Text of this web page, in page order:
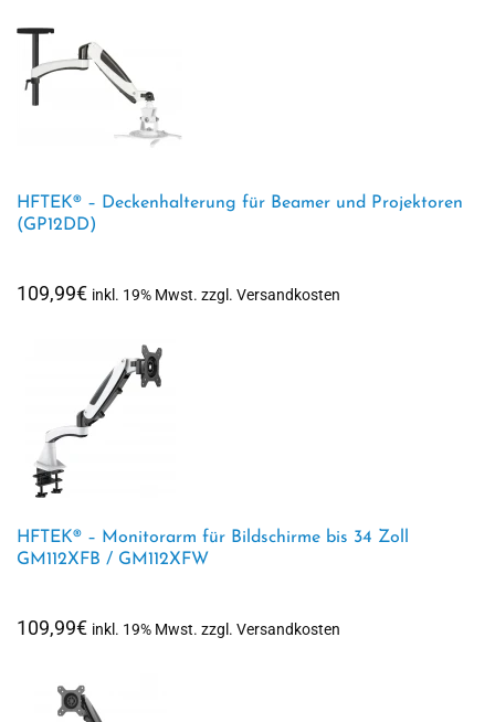
HFTEK® – Deckenhalterung für Beamer und Projektoren
(GP12DD)
109,99€ inkl. 19% Mwst. zzgl. Versandkosten
HFTEK® – Monitorarm für Bildschirme bis 34 Zoll
GM112XFB / GM112XFW
109,99€ inkl. 19% Mwst. zzgl. Versandkosten